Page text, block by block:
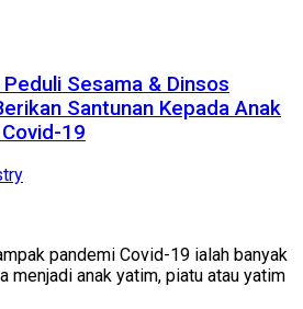
Sesama & Dinsos
Santunan Kepada Anak
19
pandemi Covid-19 ialah banyak
menjadi anak yatim, piatu atau yatim